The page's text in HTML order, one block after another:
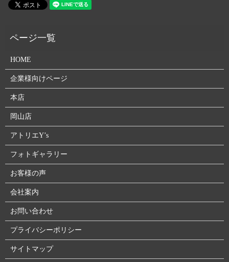
HOME
企業様向けページ
本店
岡山店
アトリエY’s
フォトギャラリー
お客様の声
会社案内
お問い合わせ
プライバシーポリシー
サイトマップ